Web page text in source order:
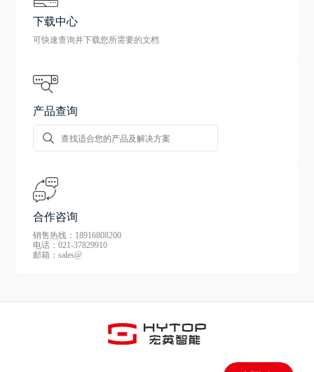
下载中心
可快速查询并下载您所需要的文档
产品查询
合作咨询
销售热线：18916808200
电话：021-37829910
邮箱：sales@